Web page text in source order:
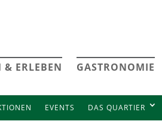
& ERLEBEN GASTRONOMIE
EVENTS DAS QUARTIER